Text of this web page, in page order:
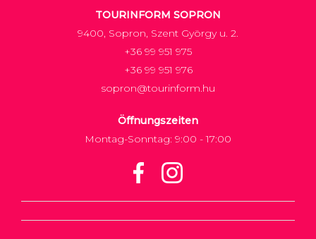
TOURINFORM SOPRON
9400, Sopron, Szent György u. 2.
+36 99 951 975
+36 99 951 976
sopron@tourinform.hu
Öffnungszeiten
Montag-Sonntag: 9:00 - 17:00